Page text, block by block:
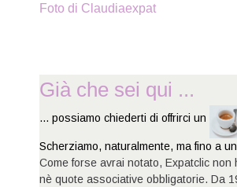
Foto di Claudiaexpat
Già che sei qui ...
... possiamo chiederti di offrirci un
Scherziamo, naturalmente, ma fino a
Come forse avrai notato, Expatclic
nè quote associative obbligatorie. Da